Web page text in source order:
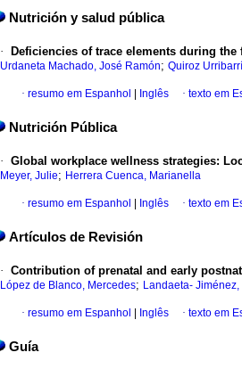
Nutrición y salud pública
· Deficiencies of trace elements during
Urdaneta Machado, José Ramón; Quiroz
· resumo em Espanhol Inglês · texto em
Nutrición Pública
· Global workplace wellness strategies:
Meyer, Julie; Herrera Cuenca, Marianella
· resumo em Espanhol Inglês · texto em
Artículos de Revisión
· Contribution of prenatal and early
López de Blanco, Mercedes; Landaeta- Jiménez,
· resumo em Espanhol Inglês · texto em
Guía